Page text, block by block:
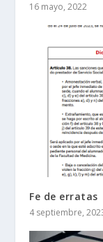
16 mayo, 2022
Fe de erratas
4 septiembre,